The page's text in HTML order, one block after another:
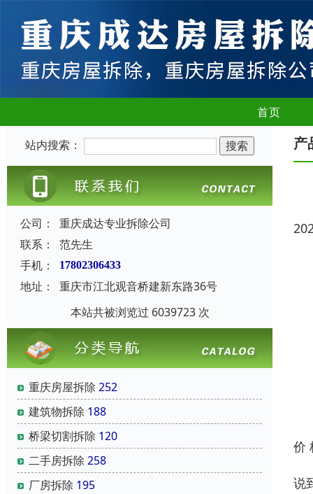
首页
站内搜索：
公司：
重庆成达专业拆除公司
联系：
范先生
手机：
17802306433
地址：
重庆市江北观音桥建新东路36号
本站共被浏览过 6039723 次
重庆房屋拆除 252
建筑物拆除 188
桥梁切割拆除 120
二手房拆除 258
厂房拆除 195
产
价
说